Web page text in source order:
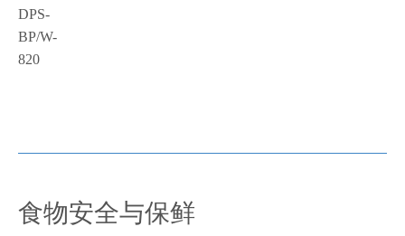
DPS-
BP/W-
820
食物安全与保鲜